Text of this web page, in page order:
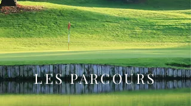
LES PARCOURS